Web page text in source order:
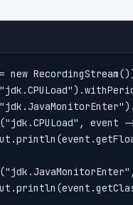
event -